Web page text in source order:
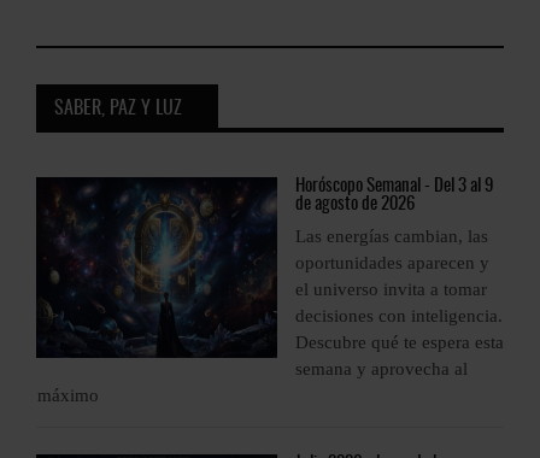
SABER, PAZ Y LUZ
Horóscopo Semanal - Del 3 al 9
de agosto de 2026
Las energías cambian, las
oportunidades aparecen y
el universo invita a tomar
decisiones con inteligencia.
Descubre qué te espera esta
semana y aprovecha al
máximo